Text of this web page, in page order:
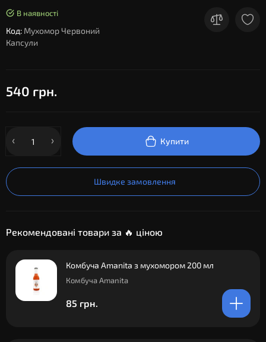
В наявності
Код: Мухомор Червоний
Капсули
540 грн.
Купити
Швидке замовлення
Рекомендовані товари за 🔥 ціною
Комбуча Amanita з мухомором 200 мл
Комбуча Amanita
85 грн.